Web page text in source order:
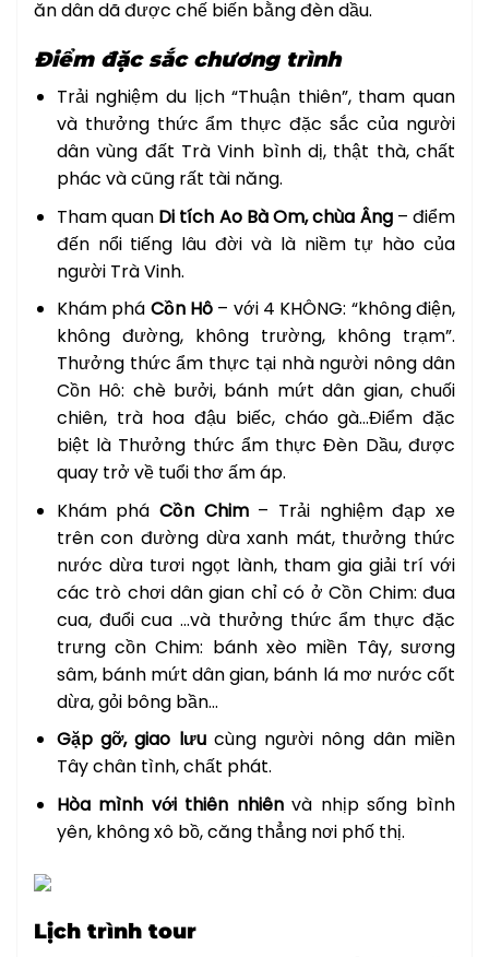
ăn dân dã được chế biến bằng đèn dầu.
Điểm đặc sắc chương trình
Trải nghiệm du lịch “Thuận thiên”, tham quan
và thưởng thức ẩm thực đặc sắc của người
dân vùng đất Trà Vinh bình dị, thật thà, chất
phác và cũng rất tài năng.
Tham quan Di tích Ao Bà Om, chùa Âng– điểm
đến nổi tiếng lâu đời và là niềm tự hào của
người Trà Vinh.
Khám phá Cồn Hô– với 4 KHÔNG: “không điện,
không đường, không trường, không trạm”.
Thưởng thức ẩm thực tại nhà người nông dân
Cồn Hô: chè bưởi, bánh mứt dân gian, chuối
chiên, trà hoa đậu biếc, cháo gà…Điểm đặc
biệt là Thưởng thức ẩm thực Đèn Dầu, được
quay trở về tuổi thơ ấm áp.
Khám pháCồn Chim– Trải nghiệm đạp xe
trên con đường dừa xanh mát, thưởng thức
nước dừa tươi ngọt lành, tham gia giải trí với
các trò chơi dân gian chỉ có ở Cồn Chim: đua
cua, đuổi cua …và thưởng thức ẩm thực đặc
trưng cồn Chim: bánh xèo miền Tây, sương
sâm, bánh mứt dân gian, bánh lá mơ nước cốt
dừa, gỏi bông bần…
Gặp gỡ, giao lưu cùng người nông dân miền
Tây chân tình, chất phát.
Hòa mình với thiên nhiênvà nhịp sống bình
yên, không xô bồ, căng thẳng nơi phố thị.
Lịch trình tour